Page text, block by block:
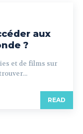
aux
?
et de films sur
READ